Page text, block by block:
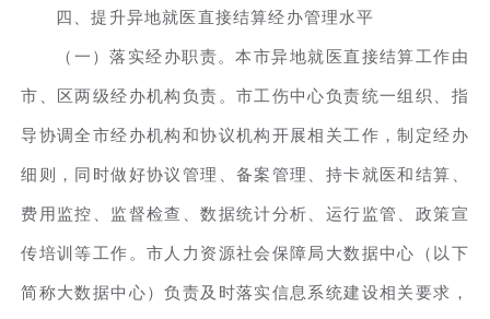
四、提升异地就医直接结算经办管理水平
（一）落实经办职责。本市异地就医直接结算工作由
市、区两级经办机构负责。市工伤中心负责统一组织、指
导协调全市经办机构和协议机构开展相关工作，制定经办
细则，同时做好协议管理、备案管理、持卡就医和结算、
费用监控、监督检查、数据统计分析、运行监管、政策宣
传培训等工作。市人力资源社会保障局大数据中心（以下
简称大数据中心）负责及时落实信息系统建设相关要求，